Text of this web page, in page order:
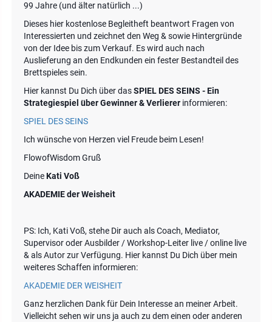
99 Jahre (und älter natürlich ...)
Dieses hier kostenlose Begleitheft beantwort Fragen von
Interessierten und zeichnet den Weg & sowie Hintergründe
von der Idee bis zum Verkauf. Es wird auch nach
Auslieferung an den Endkunden ein fester Bestandteil des
Brettspieles sein.
Hier kannst Du Dich über dasSPIEL DES SEINS - Ein
Strategiespiel über Gewinner & Verlierer informieren:
SPIEL DES SEINS
Ich wünsche von Herzen viel Freude beim Lesen!
FlowofWisdom Gruß
DeineKati Voß
AKADEMIE der Weisheit
PS: Ich, Kati Voß, stehe Dir auch als Coach, Mediator,
Supervisor oder Ausbilder / Workshop-Leiter live / online live
& als Autor zur Verfügung. Hier kannst Du Dich über mein
weiteres Schaffen informieren:
AKADEMIE DER WEISHEIT
Ganz herzlichen Dank für Dein Interesse an meiner Arbeit.
Vielleicht sehen wir uns ja auch zu dem einen oder anderen